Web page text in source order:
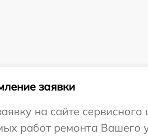
заявки
на сайте
работ ремонта Вашего